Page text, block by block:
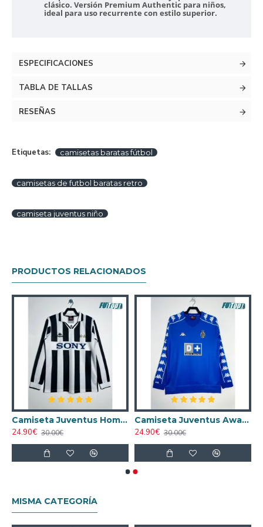
clásico. Versión Premium Authentic para niños,
ideal para uso recurrente con estilo superior.
ESPECIFICACIONES
TABLA DE TALLAS
RESEÑAS
Etiquetas: camisetas baratas fútbol
camisetas de futbol baratas retro
camiseta juventus niño
PRODUCTOS RELACIONADOS
Camiseta Juventus Home 1995/97 Retro ML
24.90€ 30.00€
Camiseta Juventus Away 1999/00 Retro ML
24.90€ 30.00€
MISMA CATEGORÍA